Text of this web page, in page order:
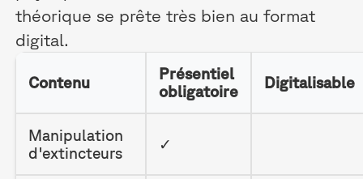
théorique se prête très bien au format
digital.
Contenu
Présentiel
obligatoire
Digitalisable
Manipulation
d'extincteurs
✓